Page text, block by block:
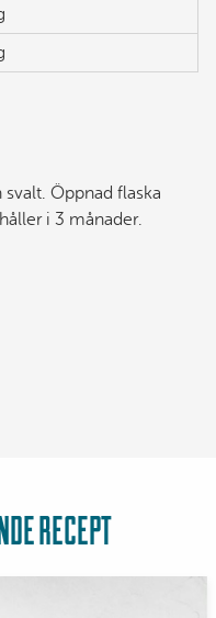
Öppnad flaska
i 3 månader.
RECEPT